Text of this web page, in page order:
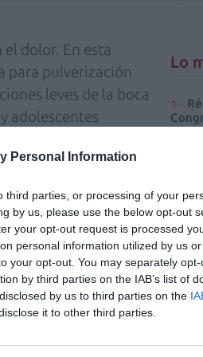
Personal Information
parties, or processing of your
by us, please use the below opt-out
your opt-out request is processed
personal information utilized by us
your opt-out. You may separately
by third parties on the IAB’s list of
by us to third parties on the
it to other third parties.
dolor. En esta
para pulverización
leves de la boca
adolescentes
y alcohol 2,4-
Farinstop® actúa
y anestésica,
hasta 153
es de 2 pulsaciones
los 15 años se
Lo